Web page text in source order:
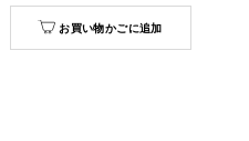
お買い物かごに追加